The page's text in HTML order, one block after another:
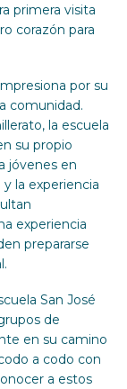
primera visita
corazón para
por su
comunidad.
la escuela
su propio
jóvenes en
la experiencia
experiencia
prepararse
San José
de
en su camino
a codo con
a estos